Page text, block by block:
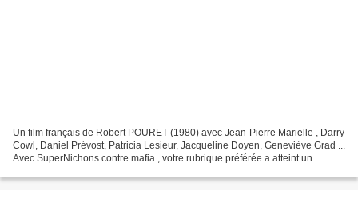
Un film français de Robert POURET (1980) avec Jean-Pierre Marielle , Darry
Cowl, Daniel Prévost, Patricia Lesieur, Jacqueline Doyen, Geneviève Grad ...
Avec SuperNichons contre mafia , votre rubrique préférée a atteint un